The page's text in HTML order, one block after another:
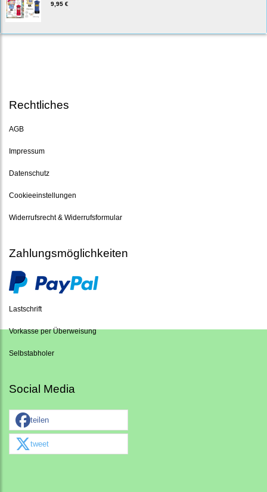
9,95 €
Rechtliches
AGB
Impressum
Datenschutz
Cookieeinstellungen
Widerrufsrecht & Widerrufsformular
Zahlungsmöglichkeiten
Lastschrift
Vorkasse per Überweisung
Selbstabholer
Social Media
teilen
tweet